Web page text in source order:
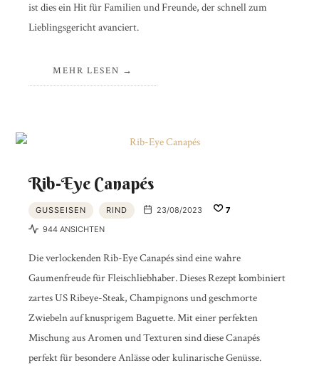
ist dies ein Hit für Familien und Freunde, der schnell zum
Lieblingsgericht avanciert.
MEHR LESEN
Rib-Eye Canapés
GUSSEISEN RIND 23/08/2023
7
944 ANSICHTEN
Die verlockenden Rib-Eye Canapés sind eine wahre
Gaumenfreude für Fleischliebhaber. Dieses Rezept kombiniert
zartes US Ribeye-Steak, Champignons und geschmorte
Zwiebeln auf knusprigem Baguette. Mit einer perfekten
Mischung aus Aromen und Texturen sind diese Canapés
perfekt für besondere Anlässe oder kulinarische Genüsse.